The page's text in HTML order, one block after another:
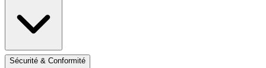
Sécurité & Conformité